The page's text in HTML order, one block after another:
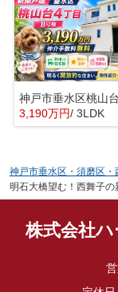
3,190万円/ 3LDK
神戸市垂水区・須磨区
明石大橋望む！西舞子の
株式会社